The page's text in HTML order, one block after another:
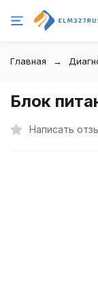
Главная
Блок
Написать